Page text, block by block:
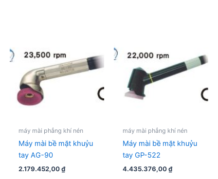
máy mài phẳng khí nén
Máy mài bề mặt khuỷu
tay AG-90
2.179.452,00₫
máy mài phẳng khí nén
Máy mài bề mặt khuỷu
tay GP-522
4.435.376,00₫